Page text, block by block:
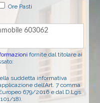
Ore Pasti
fornite dal titolare ai
suddetta informativa
dell’Art. 7 comma
679/2016 e dal D.Lgs.
18).